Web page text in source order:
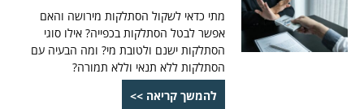
מתי כדאי לשקול הסתלקות מירושה והאם
אפשר לבטל הסתלקות בכפייה? אילו סוגי
הסתלקות ישנם ולטובת מי? ומה הבעיה עם
הסתלקות ללא תנאי וללא תמורה?
להמשך קריאה >>